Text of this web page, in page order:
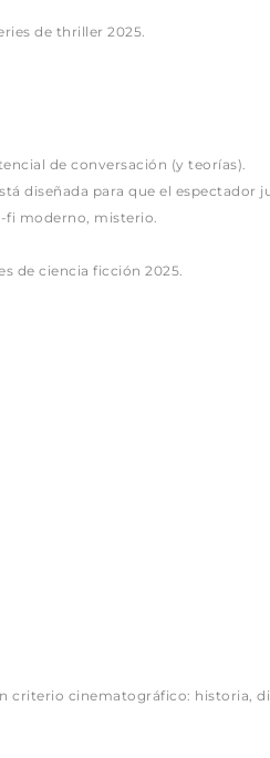
de thriller 2025.
de conversación (y teorías).
diseñada para que el espectador
fi moderno, misterio.
de ciencia ficción 2025.
criterio cinematográfico: historia,